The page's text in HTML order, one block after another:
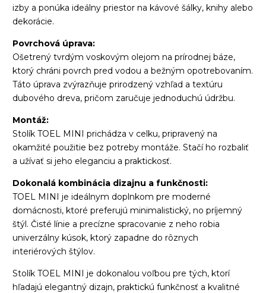
izby a ponúka ideálny priestor na kávové šálky, knihy alebo
dekorácie.
Povrchová úprava:
Ošetrený tvrdým voskovým olejom na prírodnej báze,
ktorý chráni povrch pred vodou a bežným opotrebovaním.
Táto úprava zvýrazňuje prirodzený vzhľad a textúru
dubového dreva, pričom zaručuje jednoduchú údržbu.
Montáž:
Stolík TOEL MINI prichádza v celku, pripravený na
okamžité použitie bez potreby montáže. Stačí ho rozbaliť
a užívať si jeho eleganciu a praktickosť.
Dokonalá kombinácia dizajnu a funkčnosti:
TOEL MINI je ideálnym doplnkom pre moderné
domácnosti, ktoré preferujú minimalistický, no príjemný
štýl. Čisté línie a precízne spracovanie z neho robia
univerzálny kúsok, ktorý zapadne do rôznych
interiérových štýlov.
Stolík TOEL MINI je dokonalou voľbou pre tých, ktorí
hľadajú elegantný dizajn, praktickú funkčnosť a kvalitné